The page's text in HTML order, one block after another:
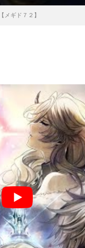
メギド７２】